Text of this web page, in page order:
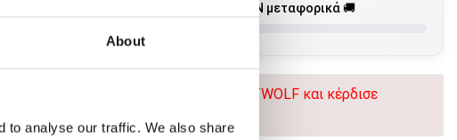
About
to analyse our traffic. We also share
για ΔΩΡΕΑΝ μεταφορικά 🚚
OFFER: Επίλεξε 2 προϊόντα SQUATWOLF και κέρδισε